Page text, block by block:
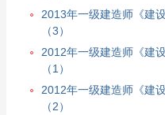
2013年一级建造师《建
（3）
2012年一级建造师《建
（1）
2012年一级建造师《建
（2）